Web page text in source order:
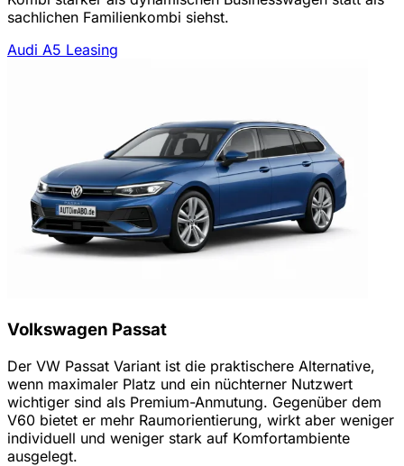
sachlichen Familienkombi siehst.
Audi A5 Leasing
Volkswagen Passat
Der VW Passat Variant ist die praktischere Alternative,
wenn maximaler Platz und ein nüchterner Nutzwert
wichtiger sind als Premium-Anmutung. Gegenüber dem
V60 bietet er mehr Raumorientierung, wirkt aber weniger
individuell und weniger stark auf Komfortambiente
ausgelegt.